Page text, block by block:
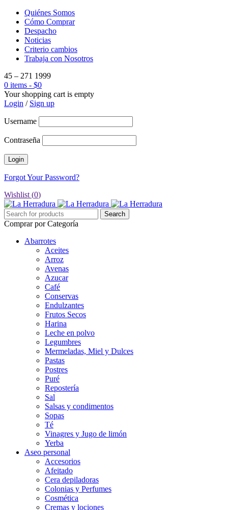
Quiénes Somos
Cómo Comprar
Despacho
Noticias
Criterio cambios
Trabaja con Nosotros
45 – 271 1999
0 items - $0
Your shopping cart is empty
Login / Sign up
Username
Contraseña
Forgot Your Password?
Wishlist (0)
Comprar por Categoría
Abarrotes
Aceites
Arroz
Avenas
Azucar
Café
Conservas
Endulzantes
Frutos Secos
Harina
Leche en polvo
Legumbres
Mermeladas, Miel y Dulces
Pastas
Postres
Puré
Repostería
Sal
Salsas y condimentos
Sopas
Té
Vinagres y Jugo de limón
Yerba
Aseo personal
Accesorios
Afeitado
Cera depiladoras
Colonias y Perfumes
Cosmética
Cremas y lociones